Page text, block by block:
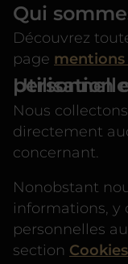
Qui
Découvrez
page mentions
Utilisation des
Nous
directement
concernant.
Nonobstant
informations, y
personnelles
section Cookies